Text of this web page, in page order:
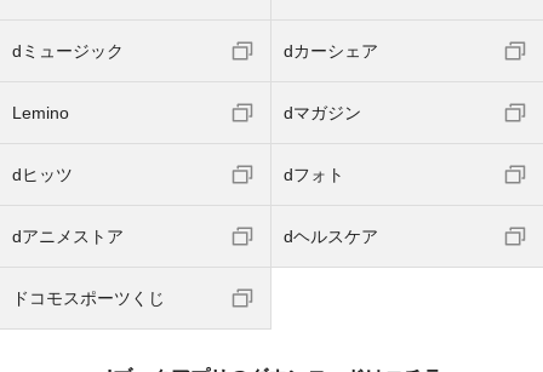
dミュージック dカーシェア
Lemino dマガジン
dヒッツ dフォト
dアニメストア dヘルスケア
ドコモスポーツくじ